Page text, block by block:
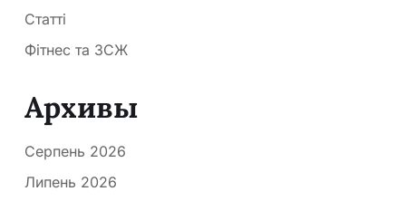
Статті
Фітнес та ЗСЖ
Архивы
Серпень 2026
Липень 2026